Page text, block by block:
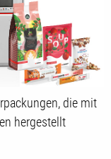
die mit
hergestellt